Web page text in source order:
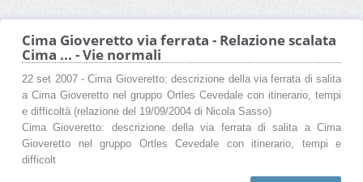
Cima Gioveretto via ferrata - Relazione scalata
Cima ... - Vie normali
22 set 2007 - Cima Gioveretto: descrizione della via ferrata di salita
a Cima Gioveretto nel gruppo Ortles Cevedale con itinerario, tempi
e difficoltà (relazione del 19/09/2004 di Nicola Sasso)
Cima Gioveretto: descrizione della via ferrata di salita a Cima
Gioveretto nel gruppo Ortles Cevedale con itinerario, tempi e
difficolt